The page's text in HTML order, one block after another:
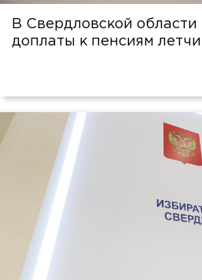
В Свердловской области
доплаты к пенсиям